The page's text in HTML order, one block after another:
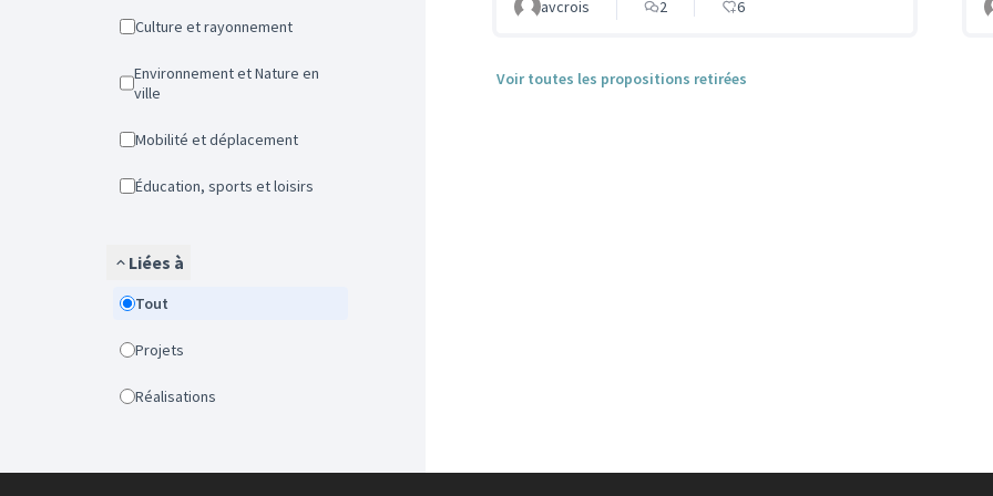
Culture et rayonnement
Environnement et Nature en
ville
Mobilité et déplacement
Éducation, sports et loisirs
Liées à
Tout
Projets
Réalisations
avcrois
2 6
Voir toutes les propositions retirées